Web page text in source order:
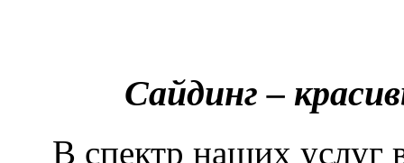
Сайдинг –
В спектр наших услуг